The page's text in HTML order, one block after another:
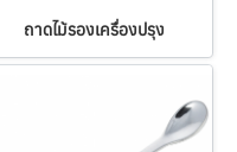
ถาดไม้รองเครื่องปรุง